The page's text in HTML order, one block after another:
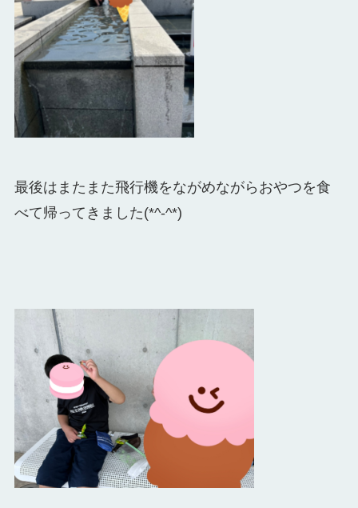
最後はまたまた飛行機をながめながらおやつを食
べて帰ってきました(*^-^*)